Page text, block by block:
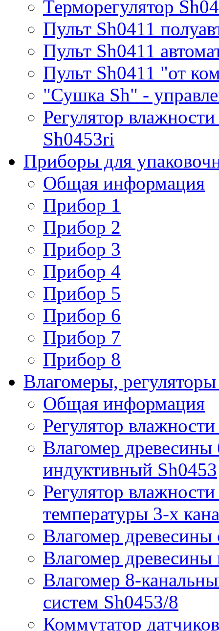
Терморегулятор
Пульт Sh0411
Пульт Sh0411
Пульт Sh0411 "от
"Сушка Sh" -
Регулятор
Sh0453ri
Приборы для
Общая информация
Прибор 1
Прибор 2
Прибор 3
Прибор 4
Прибор 5
Прибор 6
Прибор 7
Прибор 8
Влагомеры,
Общая информация
Регулятор
Влагомер древесины
индуктивный Sh0453
Регулятор
температуры 3-х
Влагомер древесины
Влагомер
Влагомер 8-
систем Sh0453/8
Коммутатор